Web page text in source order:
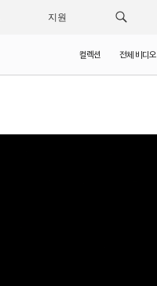
지원
컬렉션 전체 비디오